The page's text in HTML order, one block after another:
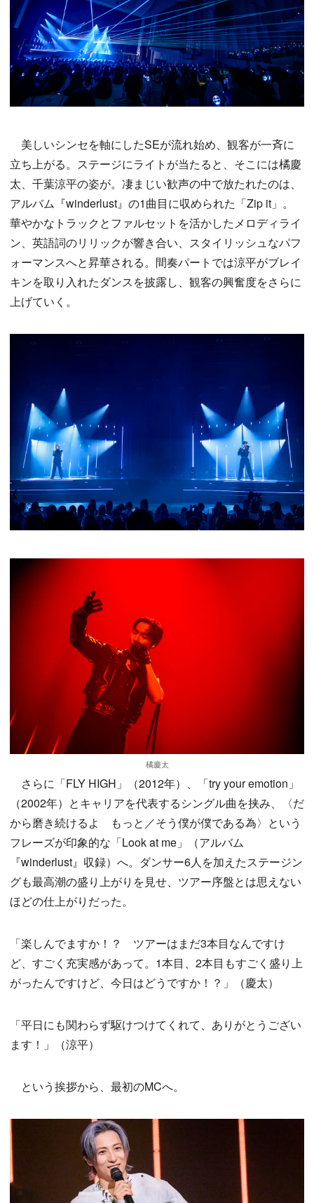
美しいシンセを軸にしたSEが流れ始め、観客が一斉に
立ち上がる。ステージにライトが当たると、そこには橘慶
太、千葉涼平の姿が。凄まじい歓声の中で放たれたのは、
アルバム『winderlust』の1曲目に収められた「Zip it」。
華やかなトラックとファルセットを活かしたメロディライ
ン、英語詞のリリックが響き合い、スタイリッシュなパフ
ォーマンスへと昇華される。間奏パートでは涼平がブレイ
キンを取り入れたダンスを披露し、観客の興奮度をさらに
上げていく。
橘慶太
さらに「FLY HIGH」（2012年）、「try your emotion」
（2002年）とキャリアを代表するシングル曲を挟み、〈だ
から磨き続けるよ もっと／そう僕が僕である為〉という
フレーズが印象的な「Look at me」（アルバム
『winderlust』収録）へ。ダンサー6人を加えたステージン
グも最高潮の盛り上がりを見せ、ツアー序盤とは思えない
ほどの仕上がりだった。
「楽しんでますか！？ ツアーはまだ3本目なんですけ
ど、すごく充実感があって。1本目、2本目もすごく盛り上
がったんですけど、今日はどうですか！？」（慶太）
「平日にも関わらず駆けつけてくれて、ありがとうござい
ます！」（涼平）
という挨拶から、最初のMCへ。